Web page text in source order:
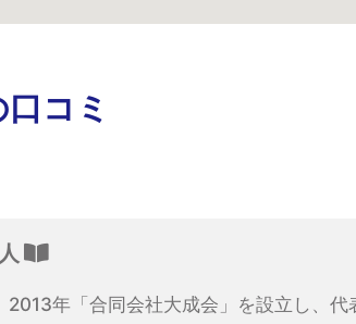
コミ
2013年「合同会社大成会」を設立し、代